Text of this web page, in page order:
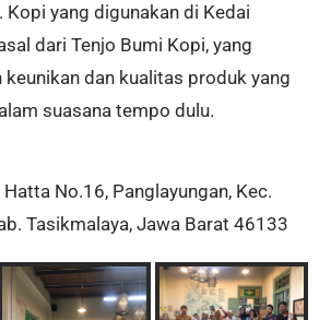
Kopi yang digunakan di Kedai
dari Tenjo Bumi Kopi, yang
keunikan dan kualitas produk yang
suasana tempo dulu.
Hatta No.16, Panglayungan, Kec.
Tasikmalaya, Jawa Barat 46133